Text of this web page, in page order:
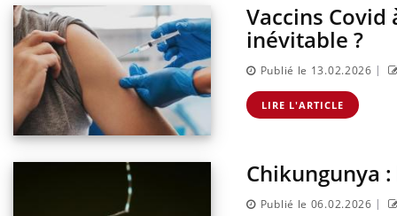
Vaccins
inévitable ?
Publié le 13.02.2026 |
LIRE L'ARTICLE
Chikungunya
Publié le 06.02.2026 |